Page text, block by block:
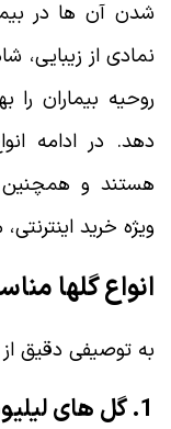
شدن آن ها در
نمادی از زیبایی،
روحیه بیماران
دهد. در ادامه
هستند و همچنین
ویژه خرید
انواع گلها
به توصیفی دقیق از
1. گل های لیلیوم